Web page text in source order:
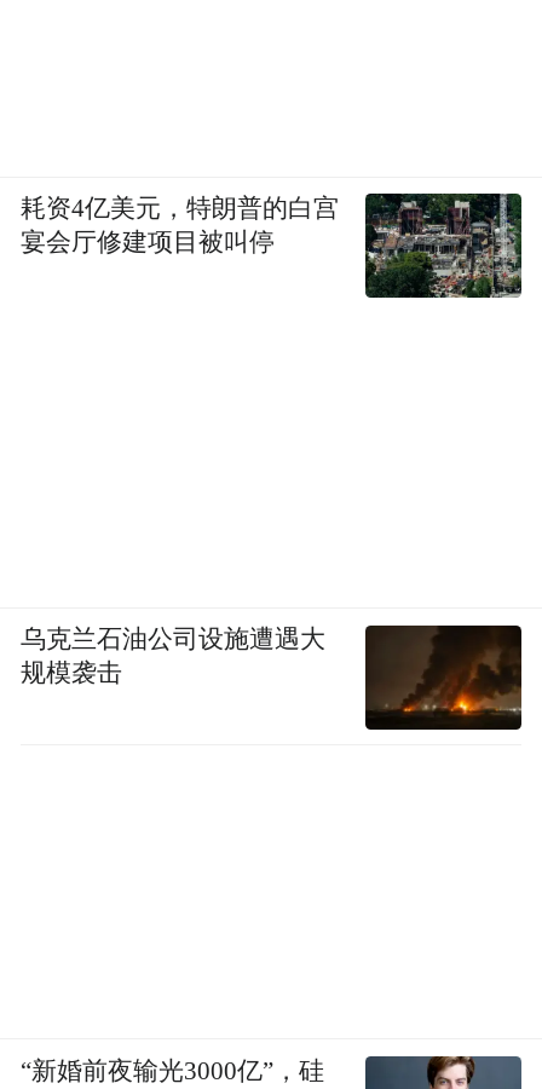
耗资4亿美元，特朗普的白宫
宴会厅修建项目被叫停
乌克兰石油公司设施遭遇大
规模袭击
“新婚前夜输光3000亿”，硅